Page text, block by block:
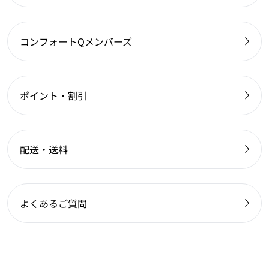
コンフォートQメンバーズ
ポイント・割引
配送・送料
よくあるご質問